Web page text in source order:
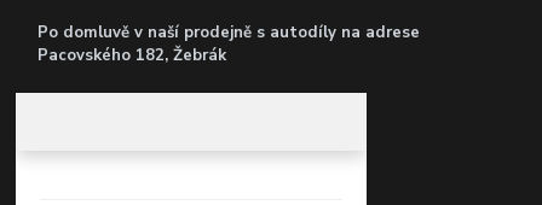
Po domluvě v naší prodejně s autodíly na adrese
Pacovského 182, Žebrák